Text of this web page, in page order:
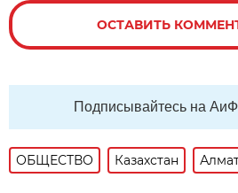
ОСТАВИТЬ
Подписывайтесь на
ОБЩЕСТВО Казахстан